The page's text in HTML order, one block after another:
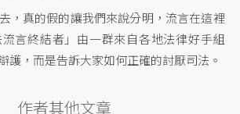
，真的假的讓我們來說分明，流言在這裡
言終結者」由一群來自各地法律好手組
護，而是告訴大家如何正確的討厭司法。
作者其他文章